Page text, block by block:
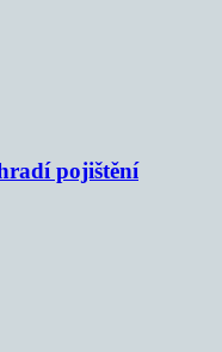
pojištění